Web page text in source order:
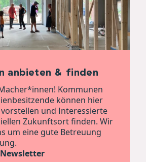
anbieten & finden
Kommunen
können hier
und Interessierte
Zukunftsort finden. Wir
um eine gute Betreuung
.